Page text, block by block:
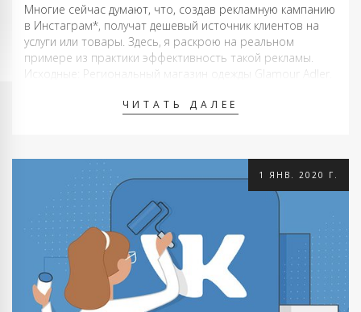
Многие сейчас думают, что, создав рекламную кампанию
в Инстаграм*, получат дешевый источник клиентов на
услуги или товары. Здесь, я раскрою на реальном
примере из практики эффективность такой рекламы.
Исходные: Региональный магазин одежды Glamour Adler.
сумки, предметы обихода высокого качества и ценового
ЧИТАТЬ ДАЛЕЕ
1 ЯНВ. 2020 Г.